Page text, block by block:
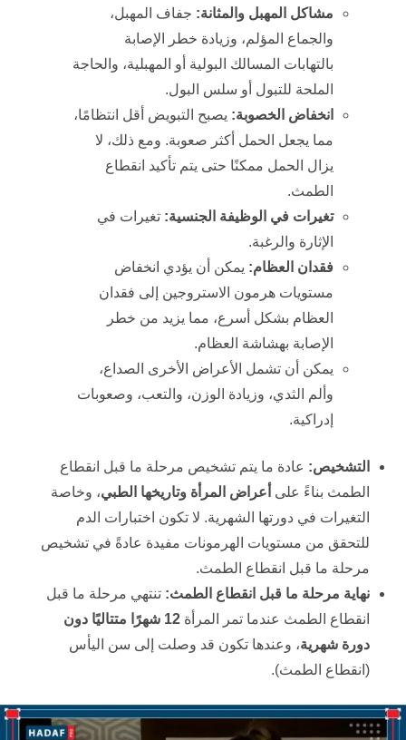
مشاكل المهبل والمثانة: جفاف المهبل،
والجماع المؤلم، وزيادة خطر الإصابة
بالتهابات المسالك البولية أو المهبلية، والحاجة
الملحة للتبول أو سلس البول.
انخفاض الخصوبة: يصبح التبويض أقل انتظامًا،
مما يجعل الحمل أكثر صعوبة. ومع ذلك، لا
يزال الحمل ممكنًا حتى يتم تأكيد انقطاع
الطمث.
تغيرات في الوظيفة الجنسية: تغيرات في
الإثارة والرغبة.
فقدان العظام: يمكن أن يؤدي انخفاض
مستويات هرمون الاستروجين إلى فقدان
العظام بشكل أسرع، مما يزيد من خطر
الإصابة بهشاشة العظام.
يمكن أن تشمل الأعراض الأخرى الصداع،
وألم الثدي، وزيادة الوزن، والتعب، وصعوبات
إدراكية.
التشخيص: عادة ما يتم تشخيص مرحلة ما قبل انقطاع
الطمث بناءً على أعراض المرأة وتاريخها الطبي، وخاصة
التغيرات في دورتها الشهرية. لا تكون اختبارات الدم
للتحقق من مستويات الهرمونات مفيدة عادةً في تشخيص
مرحلة ما قبل انقطاع الطمث.
نهاية مرحلة ما قبل انقطاع الطمث: تنتهي مرحلة ما قبل
انقطاع الطمث عندما تمر المرأة 12 شهرًا متتاليًا دون
دورة شهرية، وعندها تكون قد وصلت إلى سن اليأس
(انقطاع الطمث).